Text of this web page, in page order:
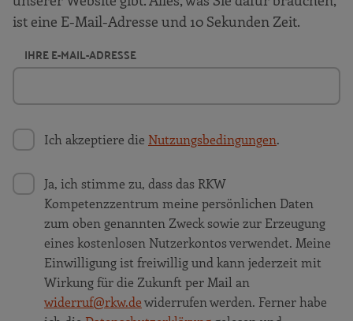
ist eine E-Mail-Adresse und 10 Sekunden Zeit.
IHRE E-MAIL-ADRESSE
Ich akzeptiere die Nutzungsbedingungen.
Ja, ich stimme zu, dass das RKW
Kompetenzzentrum meine persönlichen Daten
zum oben genannten Zweck sowie zur Erzeugung
eines kostenlosen Nutzerkontos verwendet. Meine
Einwilligung ist freiwillig und kann jederzeit mit
Wirkung für die Zukunft per Mail an
widerruf@rkw.dewiderrufen werden. Ferner habe